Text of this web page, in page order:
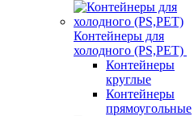
Контейнеры для
холодного (PS,PET)
Контейнеры
круглые
Контейнеры
прямоугольные